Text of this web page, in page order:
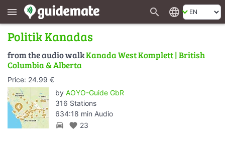
menu search language
Politik Kanadas
from the audio walkKanada West Komplett | British
Columbia & Alberta
Price: 24.99 €
by AOYO-Guide GbR
316 Stations
634:18 min Audio
directions_car favorite 23